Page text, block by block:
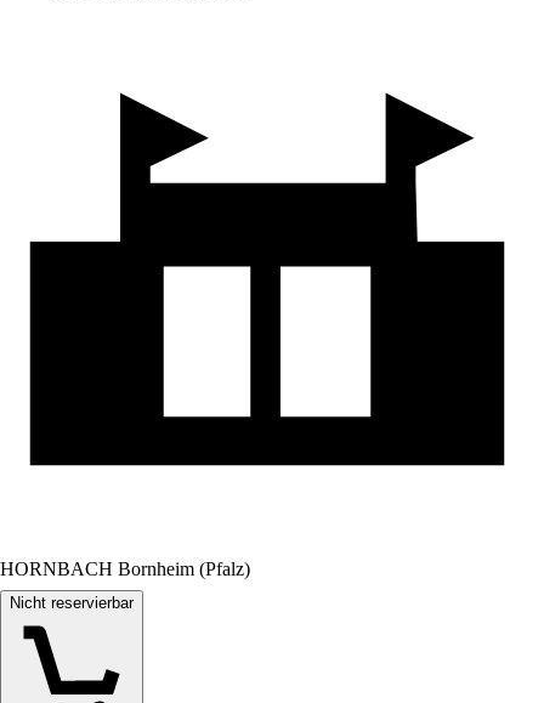
HORNBACH Bornheim (Pfalz)
Nicht reservierbar